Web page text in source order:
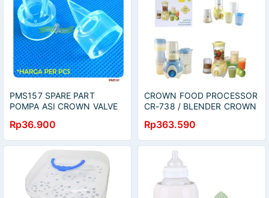
PMS157 SPARE PART
POMPA ASI CROWN VALVE
Rp36.900
CROWN FOOD PROCESSOR
CR-738 / BLENDER CROWN
Rp363.590